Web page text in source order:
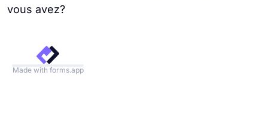
vous avez?